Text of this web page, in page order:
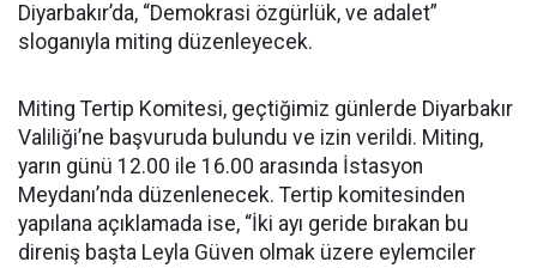
Diyarbakır’da, “Demokrasi özgürlük, ve adalet”
sloganıyla miting düzenleyecek.
Miting Tertip Komitesi, geçtiğimiz günlerde Diyarbakır
Valiliği’ne başvuruda bulundu ve izin verildi. Miting,
yarın günü 12.00 ile 16.00 arasında İstasyon
Meydanı’nda düzenlenecek. Tertip komitesinden
yapılana açıklamada ise, “İki ayı geride bırakan bu
direniş başta Leyla Güven olmak üzere eylemciler